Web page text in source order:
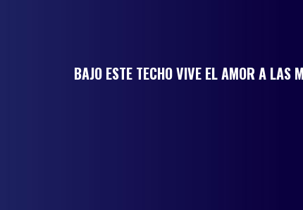
BAJO ESTE TECHO VIVE EL AMOR A LAS